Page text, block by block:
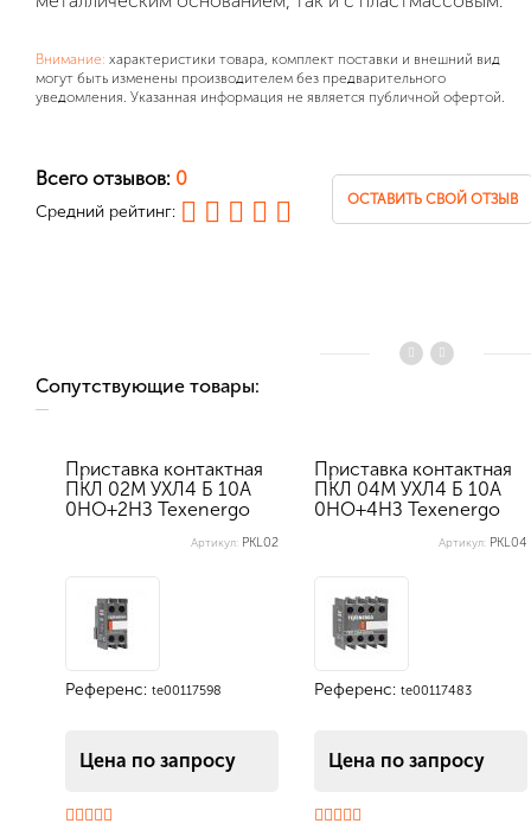
Внимание: характеристики товара, комплект поставки и внешний вид
могут быть изменены производителем без предварительного
уведомления. Указанная информация не является публичной офертой.
Всего отзывов: 0
Средний рейтинг:
ОСТАВИТЬ СВОЙ ОТЗЫВ
Сопутствующие товары:
Приставка контактная
ПКЛ 02М УХЛ4 Б 10А
0НО+2НЗ Теxenergo
Артикул: PKL02
Референс: te00117598
Цена по запросу
Приставка контактная
ПКЛ 04М УХЛ4 Б 10А
0НО+4НЗ Теxenergo
Артикул: PKL04
Референс: te00117483
Цена по запросу